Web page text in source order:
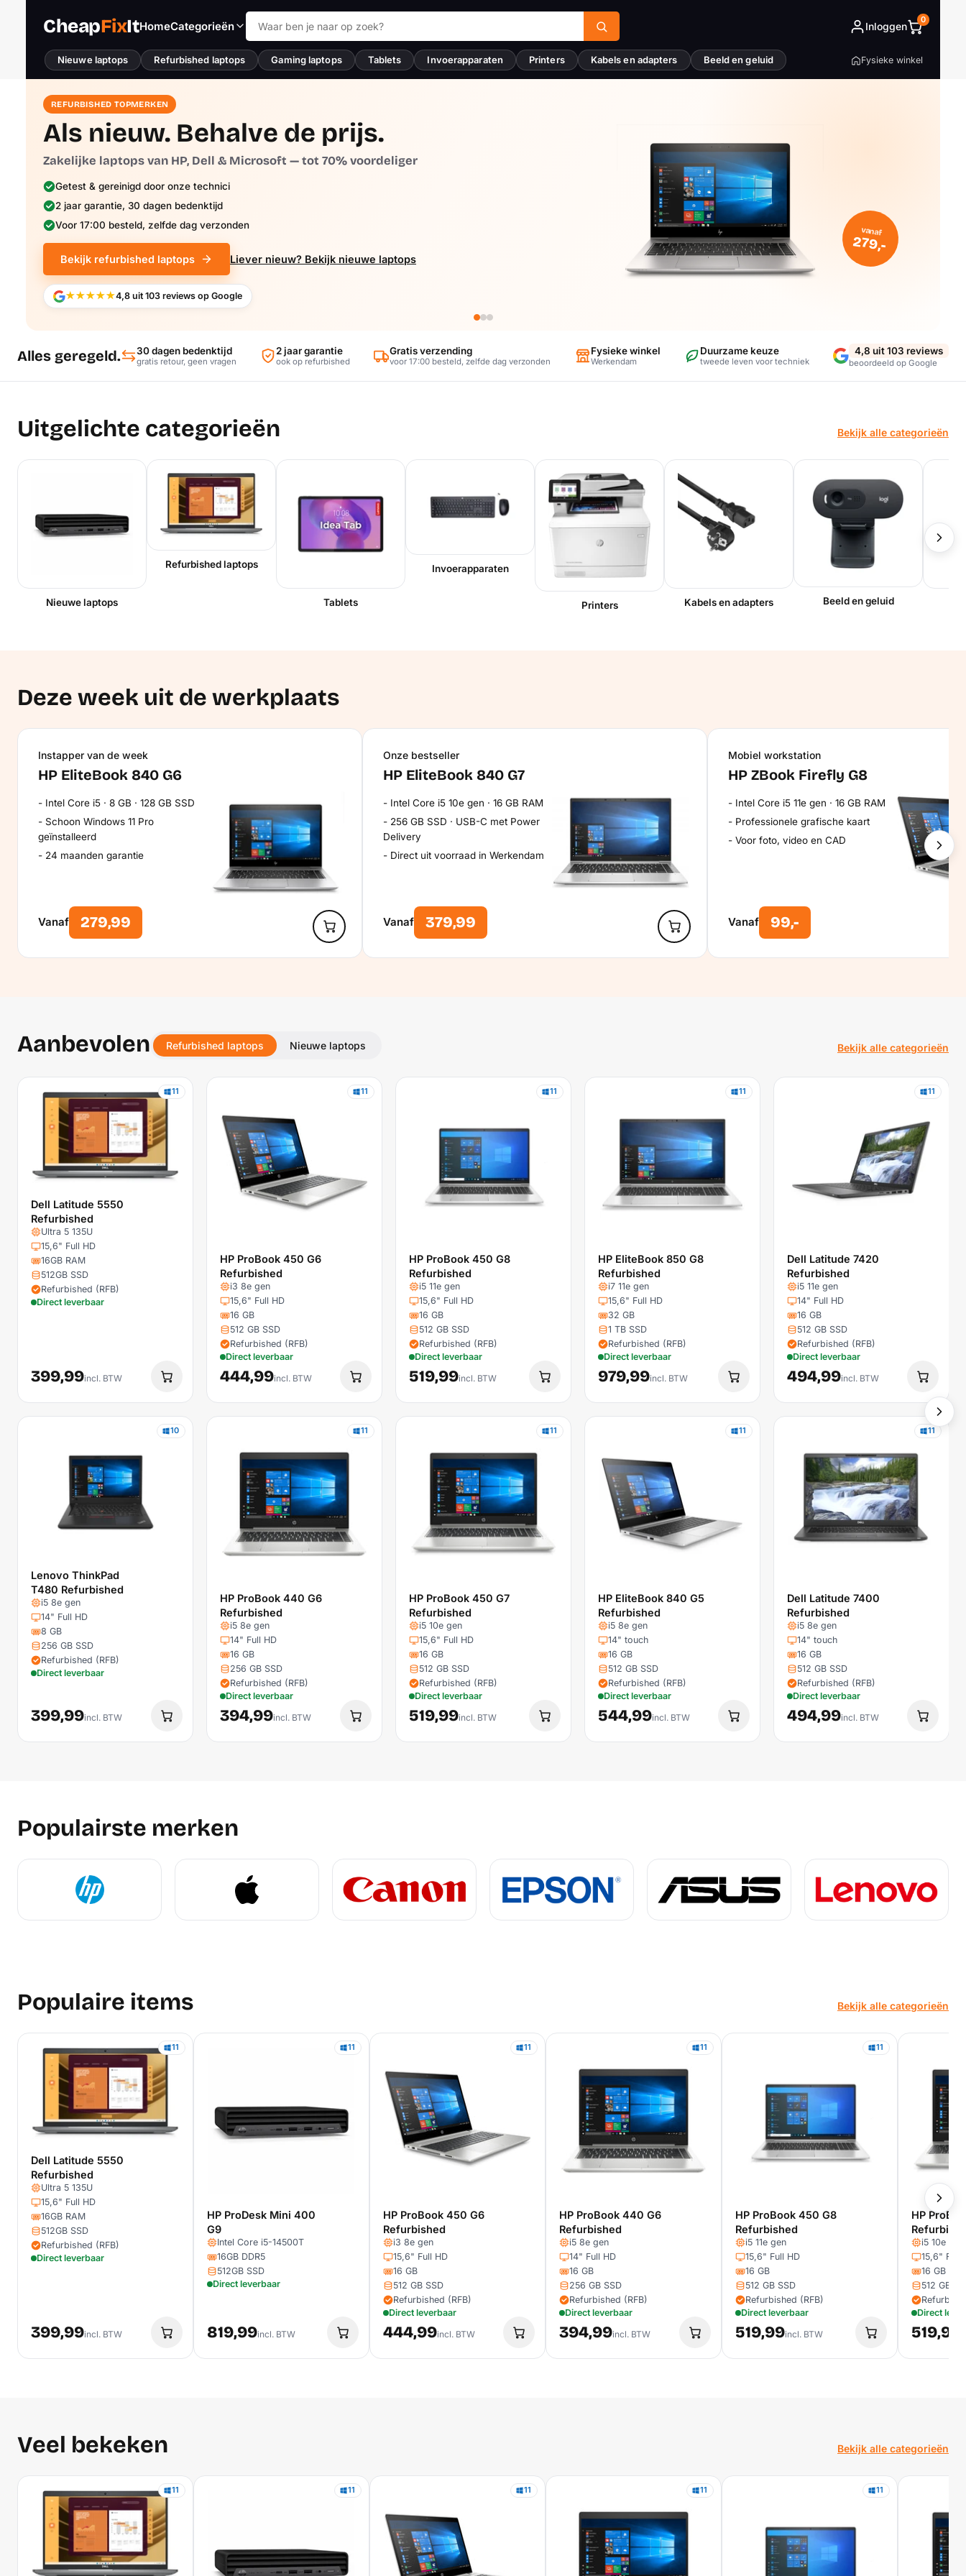
CheapFixItHomeCategorieën Inloggen
0
Nieuwe laptops Refurbished laptops Gaming laptops Tablets Invoerapparaten Printers Kabels en adapters Beeld en geluid Fysieke winkel
REFURBISHED TOPMERKEN
Als nieuw. Behalve de prijs.
Zakelijke laptops van HP, Dell & Microsoft — tot 70% voordeliger
Getest & gereinigd door onze technici
2 jaar garantie, 30 dagen bedenktijd
Voor 17:00 besteld, zelfde dag verzonden
Bekijk refurbished laptops Liever nieuw? Bekijk nieuwe laptops
★★★★★4,8 uit 103 reviews op Google
vanaf
279,-
Alles geregeld. 30 dagen bedenktijd
gratis retour, geen vragen
2 jaar garantie
ook op refurbished
Gratis verzending
voor 17:00 besteld, zelfde dag verzonden
Fysieke winkel
Werkendam
Duurzame keuze
tweede leven voor techniek
4,8 uit 103 reviews
beoordeeld op Google
Uitgelichte categorieën Bekijk alle categorieën
Nieuwe laptops
Refurbished laptops
Tablets
Invoerapparaten
Printers Kabels en adapters Beeld en geluid
Deze week uit de werkplaats
Instapper van de week
HP EliteBook 840 G6
Intel Core i5 · 8 GB · 128 GB SSD
Schoon Windows 11 Pro
geïnstalleerd
24 maanden garantie
Vanaf 279,99
Onze bestseller
HP EliteBook 840 G7
Intel Core i5 10e gen · 16 GB RAM
256 GB SSD · USB-C met Power
Delivery
Direct uit voorraad in Werkendam
Vanaf 379,99
Mobiel workstation
HP ZBook Firefly G8
Intel Core i5 11e gen · 16 GB RAM
Professionele grafische kaart
Voor foto, video en CAD
Vanaf 99,-
Aanbevolen Refurbished laptops Nieuwe laptops Bekijk alle categorieën
11
Dell Latitude 5550
Refurbished
Ultra 5 135U
15,6" Full HD
16GB RAM
512GB SSD
Refurbished (RFB)
Direct leverbaar
399,99incl. BTW
10
Lenovo ThinkPad
T480 Refurbished
i5 8e gen
14" Full HD
8 GB
256 GB SSD
Refurbished (RFB)
Direct leverbaar
399,99incl. BTW
11
HP ProBook 450 G6
Refurbished
i3 8e gen
15,6" Full HD
16 GB
512 GB SSD
Refurbished (RFB)
Direct leverbaar
444,99incl. BTW
11
HP ProBook 440 G6
Refurbished
i5 8e gen
14" Full HD
16 GB
256 GB SSD
Refurbished (RFB)
Direct leverbaar
394,99incl. BTW
11
HP ProBook 450 G8
Refurbished
i5 11e gen
15,6" Full HD
16 GB
512 GB SSD
Refurbished (RFB)
Direct leverbaar
519,99incl. BTW
11
HP ProBook 450 G7
Refurbished
i5 10e gen
15,6" Full HD
16 GB
512 GB SSD
Refurbished (RFB)
Direct leverbaar
519,99incl. BTW
11
HP EliteBook 850 G8
Refurbished
i7 11e gen
15,6" Full HD
32 GB
1 TB SSD
Refurbished (RFB)
Direct leverbaar
979,99incl. BTW
11
HP EliteBook 840 G5
Refurbished
i5 8e gen
14" touch
16 GB
512 GB SSD
Refurbished (RFB)
Direct leverbaar
544,99incl. BTW
11
Dell Latitude 7420
Refurbished
i5 11e gen
14" Full HD
16 GB
512 GB SSD
Refurbished (RFB)
Direct leverbaar
494,99incl. BTW
11
Dell Latitude 7400
Refurbished
i5 8e gen
14" touch
16 GB
512 GB SSD
Refurbished (RFB)
Direct leverbaar
494,99incl. BTW
Populairste merken
Populaire items Bekijk alle categorieën
11
Dell Latitude 5550
Refurbished
Ultra 5 135U
15,6" Full HD
16GB RAM
512GB SSD
Refurbished (RFB)
Direct leverbaar
399,99incl. BTW
11
HP ProDesk Mini 400
G9
Intel Core i5-14500T
16GB DDR5
512GB SSD
Direct leverbaar
819,99incl. BTW
11
HP ProBook 450 G6
Refurbished
i3 8e gen
15,6" Full HD
16 GB
512 GB SSD
Refurbished (RFB)
Direct leverbaar
444,99incl. BTW
11
HP ProBook 440 G6
Refurbished
i5 8e gen
14" Full HD
16 GB
256 GB SSD
Refurbished (RFB)
Direct leverbaar
394,99incl. BTW
11
HP ProBook 450 G8
Refurbished
i5 11e gen
15,6" Full HD
16 GB
512 GB SSD
Refurbished (RFB)
Direct leverbaar
519,99incl. BTW
HP
i5 10e gen
15,6" Full
16 GB
512 GB
Direct
519,99
Veel bekeken Bekijk alle categorieën
11 11 11 11 11